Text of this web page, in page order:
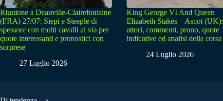
Riunione a Deauville-Clairefontaine
(FRA) 27/07: Siepi e Steeple di
spessore con molti cavalli al via per
quote interessanti e pronostici con
sorprese
27 Luglio 2026
King George VI And Queen
Elizabeth Stakes – Ascot (UK):
attori, commenti, prono, quote
indicative ed analisi della corsa
24 Luglio 2026